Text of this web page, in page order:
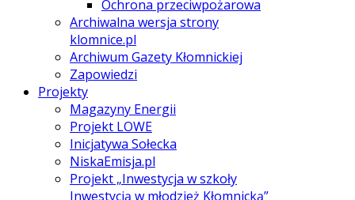
Ochrona przeciwpożarowa
Archiwalna wersja strony
klomnice.pl
Archiwum Gazety Kłomnickiej
Zapowiedzi
Projekty
Magazyny Energii
Projekt LOWE
Inicjatywa Sołecka
NiskaEmisja.pl
Projekt „Inwestycja w szkoły
Inwestycją w młodzież Kłomnicką”